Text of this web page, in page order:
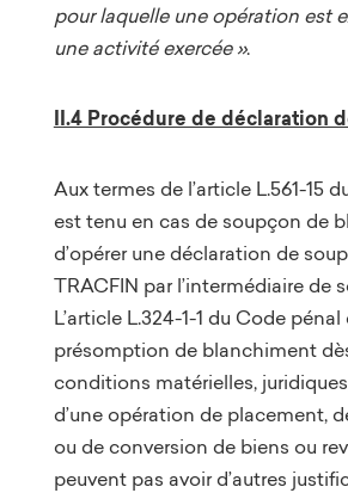
pour laquelle une opération est
une activité exercée ».
II.4 Procédure de déclaration
Aux termes de l’article L.561-15
est tenu en cas de soupçon de
d’opérer une déclaration de
TRACFIN par l’intermédiaire de
L’article L.324-1-1 du Code
présomption de blanchiment
conditions matérielles,
d’une opération de placement,
ou de conversion de biens ou
peuvent pas avoir d’autres